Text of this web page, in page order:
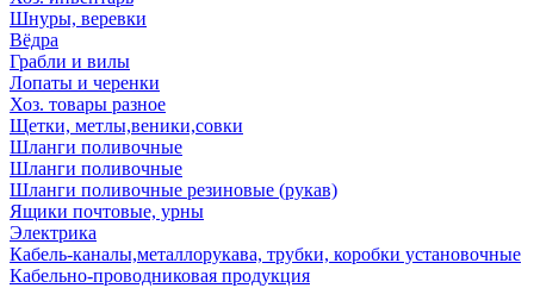
Шнуры, веревки
Вёдра
Грабли и вилы
Лопаты и черенки
Хоз. товары разное
Щетки, метлы,веники,совки
Шланги поливочные
Шланги поливочные
Шланги поливочные резиновые (рукав)
Ящики почтовые, урны
Электрика
Кабель-каналы,металлорукава, трубки, коробки установочные
Кабельно-проводниковая продукция